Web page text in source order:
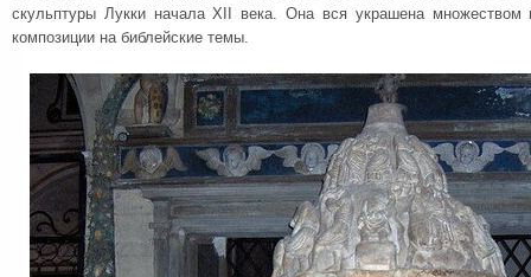
скульптуры Лукки начала XII века. Она вся украшена
композиции на библейские темы.